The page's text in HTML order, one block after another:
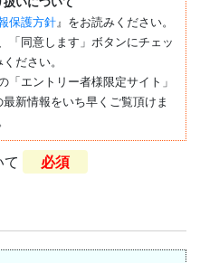
保護方針』をお読みください。
「同意します」ボタンにチェッ
ださい。
エントリー者様限定サイト」
新情報をいち早くご覧頂けま
必須